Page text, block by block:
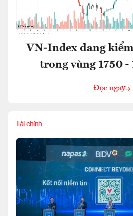
VN-Index đang
trong vùng 1750 -
Đọc ngay
Tài chính